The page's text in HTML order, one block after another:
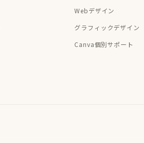
Webデザイン
グラフィックデザイン
Canva個別サポート